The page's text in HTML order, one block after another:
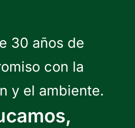
30 años de
con la
y el ambiente.